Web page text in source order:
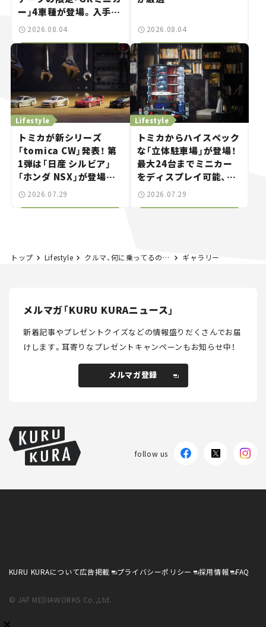
ー」4車種が登場。入手方
法は？【クルマとホビー】
2026.08.04 2026.08.04
トミカが新シリーズ
「tomica CW」発表！ 第
1弾は「日産 シルビア」
「ホンダ NSX」が登場。
世界が注目す
Lifestyle
2026.07.29
トミカからハイスペック
な「立体駐車場」が登場！
最大24台までミニカー
をディスプレイ可能、特
別な「日産 GT-R
Lifestyle
2026.07.29
トップ Lifestyle クルマ、何に乗ってるの？ 僕たちの愛車紹介 #05｜マツダ CX-8 ギャラリー
メルマガ「KURU KURAニュース」
新着記事やプレゼントクイズなどの情報盛りだくさんでお届
けします。耳寄りなプレゼントキャンペーンもお知らせ中！
メルマガ登録
follow us
KURU KURAについて広告掲載 プライバシーポリシー 採用情報 FAQ
© JAF MEDIAWORKS Co.,Ltd.